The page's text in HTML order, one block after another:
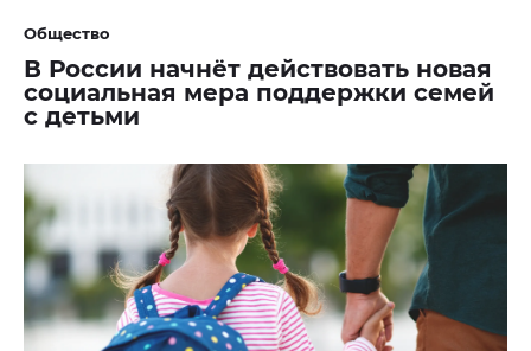
Общество
В России начнёт действовать новая
социальная мера поддержки семей
с детьми